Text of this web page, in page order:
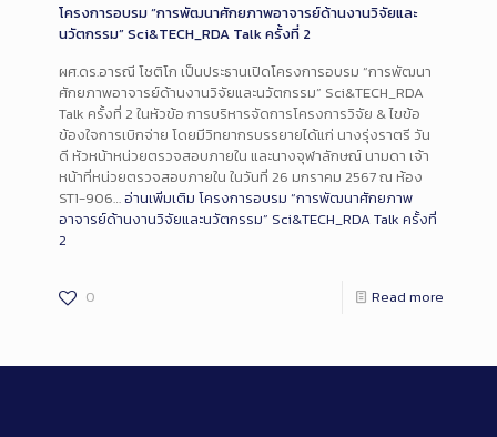
โครงการอบรม “การพัฒนาศักยภาพอาจารย์ด้านงานวิจัยและ
นวัตกรรม” Sci&TECH_RDA Talk ครั้งที่ 2
ผศ.ดร.อารณี โชติโก เป็นประธานเปิดโครงการอบรม “การพัฒนา
ศักยภาพอาจารย์ด้านงานวิจัยและนวัตกรรม” Sci&TECH_RDA
Talk ครั้งที่ 2 ในหัวข้อ การบริหารจัดการโครงการวิจัย & ไขข้อ
ข้องใจการเบิกจ่าย โดยมีวิทยากรบรรยายได้แก่ นางรุ่งราตรี วัน
ดี หัวหน้าหน่วยตรวจสอบภายใน และนางจุฬาลักษณ์ นามดา เจ้า
หน้าที่หน่วยตรวจสอบภายใน ในวันที่ 26 มกราคม 2567 ณ ห้อง
ST1-906…อ่านเพิ่มเติม โครงการอบรม “การพัฒนาศักยภาพ
อาจารย์ด้านงานวิจัยและนวัตกรรม” Sci&TECH_RDA Talk ครั้งที่
2
0 Read more